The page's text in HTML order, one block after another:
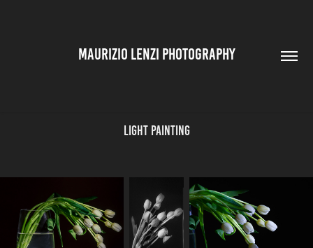
MAURIZIO LENZI PHOTOGRAPHY
Light Painting